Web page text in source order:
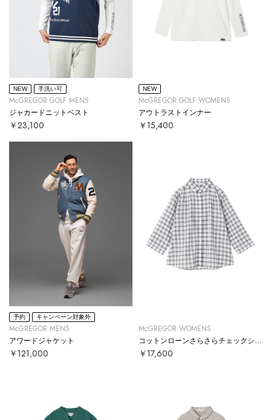
NEW 手洗い可
McGREGOR GOLF MENS
ジャカードニットベスト
￥23,100
NEW
McGREGOR GOLF WOMENS
アウトラストインナー
￥15,400
予約 キャンペーン対象外
McGREGOR MENS
アワードジャケット
￥121,000
McGREGOR WOMENS
￥17,600